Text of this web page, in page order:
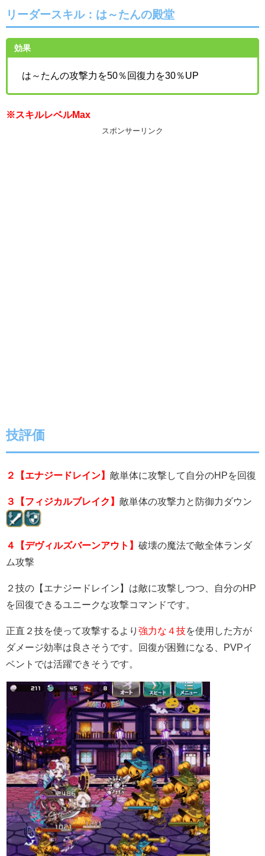
リーダースキル： は～たんの殿堂
効果
は～たんの攻撃力を50％回復力を30％UP
※スキルレベルMax
スポンサーリンク
技評価
２【エナジードレイン】 敵単体に攻撃して自分のHPを回復
３【フィジカルブレイク】 敵単体の攻撃力と防御力ダウン
４【デヴィルズバーンアウト】 破壊の魔法で敵全体ランダ
ム攻撃
２技の【エナジードレイン】は敵に攻撃しつつ、自分のHP
を回復できるユニークな攻撃コマンドです。
正直２技を使って攻撃するより 強力な４技を使用した方が
ダメージ効率は良さそうです。回復が困難になる、PVPイ
ベントでは活躍できそうです。